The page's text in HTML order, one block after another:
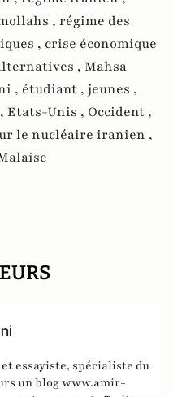
, régime des
, crise économique
, Mahsa
, étudiant , jeunes ,
Etats-Unis , Occident ,
le nucléaire iranien ,
essayiste, spécialiste du
un blogwww.amir-